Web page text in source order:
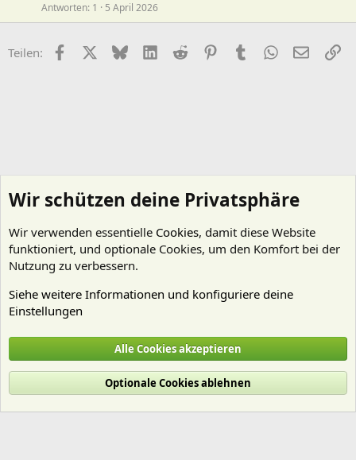
Antworten 1 5 April 2026
Teilen: FacebookX (Twitter)
BlueskyLinkedIn
Reddit PinterestTumblr WhatsApp
E-Mail
Cookies
Deutsch (Du)
Nutzungsbedingungen
Datenschutz Hilfe und Impressum
R
Wir schützen deine Privatsphäre
Wir verwenden essentielle Cookies, damit diese Website
funktioniert, und optionale Cookies, um den Komfort bei der
Nutzung zu verbessern.
Siehe weitere Informationen und konfiguriere deine
Einstellungen
Alle Cookies akzeptieren
Optionale Cookies ablehnen